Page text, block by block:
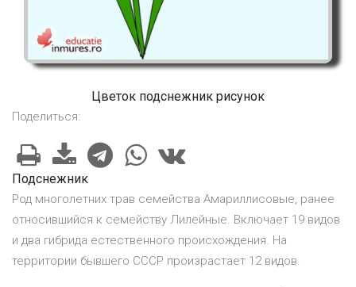
Цветок подснежник рисунок
Поделиться:
Подснежник
Род многолетних трав семейства Амариллисовые, ранее
относившийся к семейству Лилейные. Включает 19 видов
и два гибрида естественного происхождения. На
территории бывшего СССР произрастает 12 видов.